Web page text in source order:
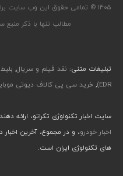
۱۴۰۵ © تمامی حقوق این وب سایت برای
مطالب تنها با ذکر
تبلیغات متنی: نقد فیلم و سریال,
EDR)
,خرید سی پی کالاف دیوتی
سایت اخبار تکنولوژی تکراتو، ارائه
اخبار خودرو، و در مجموع، آخرین
های تکنولوژی ایران است.